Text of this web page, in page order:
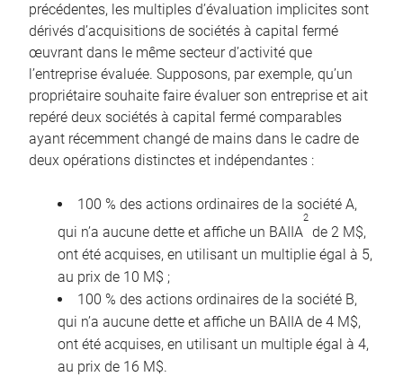
précédentes, les multiples d’évaluation implicites sont
dérivés d’acquisitions de sociétés à capital fermé
œuvrant dans le même secteur d’activité que
l’entreprise évaluée. Supposons, par exemple, qu’un
propriétaire souhaite faire évaluer son entreprise et ait
repéré deux sociétés à capital fermé comparables
ayant récemment changé de mains dans le cadre de
deux opérations distinctes et indépendantes :
100 % des actions ordinaires de la société A,
qui n’a aucune dette et affiche un BAIIA
2
de 2 M$,
ont été acquises, en utilisant un multiplie égal à 5,
au prix de 10 M$ ;
100 % des actions ordinaires de la société B,
qui n’a aucune dette et affiche un BAIIA de 4 M$,
ont été acquises, en utilisant un multiple égal à 4,
au prix de 16 M$.